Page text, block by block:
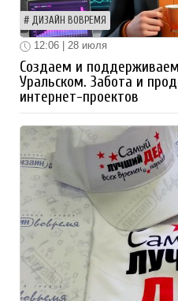
ДИЗАЙН ВОВРЕМЯ
12:06 | 28 июля
Создаем и
Уральском. Забота и
интернет-проектов